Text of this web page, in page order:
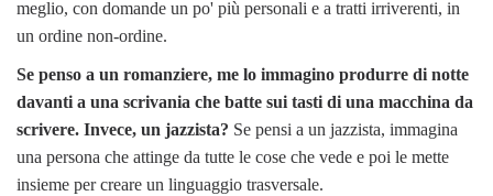
meglio, con domande un po' più personali e a tratti irriverenti, in
un ordine non-ordine.
Se penso a un romanziere, me lo immagino produrre di notte
davanti a una scrivania che batte sui tasti di una macchina da
scrivere. Invece, un jazzista? Se pensi a un jazzista, immagina
una persona che attinge da tutte le cose che vede e poi le mette
insieme per creare un linguaggio trasversale.